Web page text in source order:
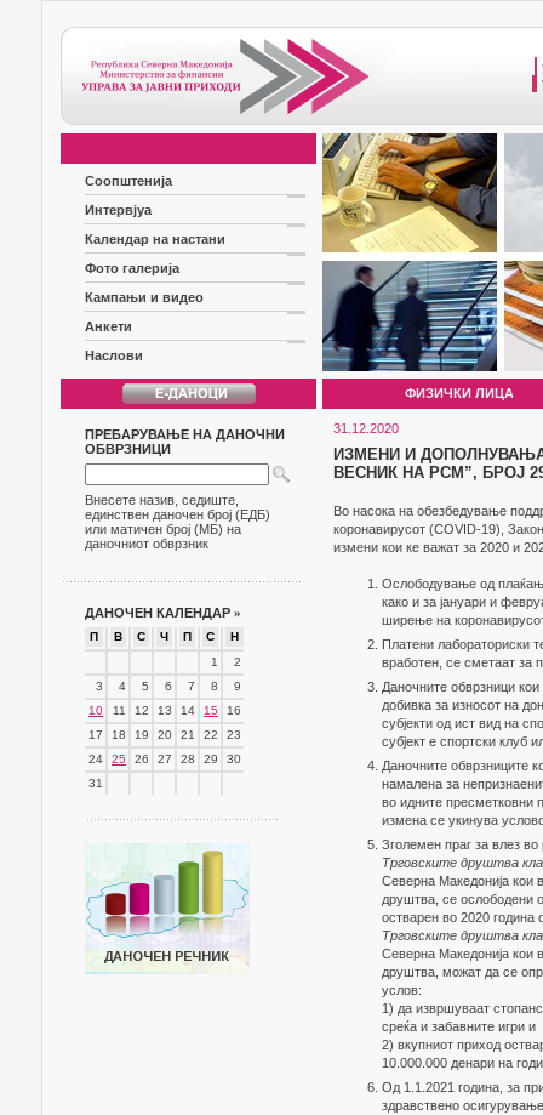
Соопштенија
Интервјуа
Календар на настани
Фото галерија
Кампањи и видео
Анкети
Наслови
ФИЗИЧКИ ЛИЦА
ПРЕБАРУВАЊЕ НА ДАНОЧНИ
ОБВРЗНИЦИ
Внесете назив, седиште,
единствен даночен број (ЕДБ)
или матичен број (МБ) на
даночниот обврзник
ДАНОЧЕН КАЛЕНДАР »
П В С Ч П С
Н
1
2
3
4 5 6 7 8
9
10
11 12 13 14 15
16
17
18 19 20 21 22
23
24
25 26 27 28 29
30
31
31.12.2020
ИЗМЕНИ И
ВЕСНИК НА РСМ”, БРОЈ
Во насока на обезбедување
коронавирусот (COVID-19),
измени кои ке важат за 2020 и
Ослободување од
како и за јануари и
ширење на
Платени лабораториски
вработен, се сметаат за
Даночните обврзници
добивка за износот на
субјекти од ист вид на
субјект е спортски клуб
Даночните обврзниците
намалена за
во идните пресметковни
измена се укинува
Зголемен праг за влез
Трговските друштва
Северна Македонија кои
друштва, се ослободени
остварен во 2020 година
Трговските друштва
Северна Македонија кои
друштва, можат да се
услов:
1) да извршуваат
среќа и забавните игри и
2) вкупниот приход
10.000.000 денари на
Од 1.1.2021 година, за
здравствено